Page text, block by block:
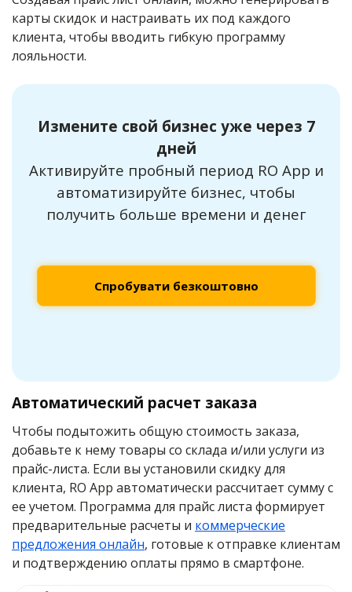
карты скидок и настраивать их под каждого
клиента, чтобы вводить гибкую программу
лояльности.
Измените свой бизнес уже через 7
дней
Активируйте пробный период RO App и
автоматизируйте бизнес, чтобы
получить больше времени и денег
Спробувати безкоштовно
Автоматический расчет заказа
Чтобы подытожить общую стоимость заказа,
добавьте к нему товары со склада и/или услуги из
прайс-листа. Если вы установили скидку для
клиента, RO App автоматически рассчитает сумму с
ее учетом. Программа для прайс листа формирует
предварительные расчеты и коммерческие
предложения онлайн, готовые к отправке клиентам
и подтверждению оплаты прямо в смартфоне.